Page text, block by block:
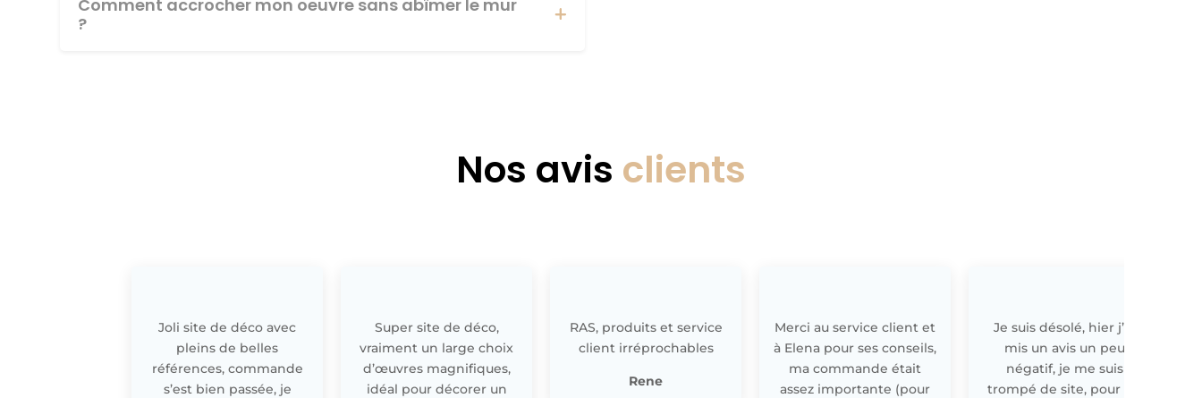
Comment accrocher mon oeuvre sans abîmer le mur
?
Nos avis clients
Joli site de déco avec
pleins de belles
références, commande
s’est bien passée, je
Super site de déco,
vraiment un large choix
d’œuvres magnifiques,
idéal pour décorer un
RAS, produits et service
client irréprochables
Rene
Merci au service client et
à Elena pour ses conseils,
ma commande était
assez importante (pour
Je suis désolé, hier j’ai
mis un avis un peu
négatif, je me suis
trompé de site, pour off